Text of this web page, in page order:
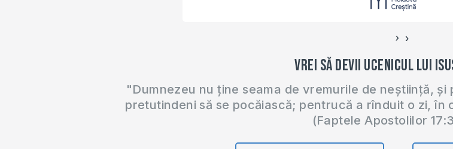
‹ ›
Vrei să devii ucenicul lui
"Dumnezeu nu ține seama de vremurile de neștiință,
pretutindeni să se pocăiască; pentrucă a rînduit o zi,
(Faptele Apostolilor